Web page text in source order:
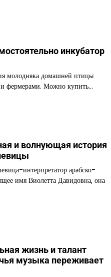
инкубатор
молодняка домашней птицы
и фермерами. Можно купить…
и волнующая история
интерпретатор арабско-
имя Виолетта Давидовна, она
жизнь и талант
музыка переживает